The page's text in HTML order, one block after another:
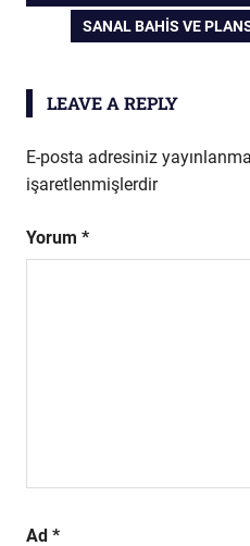
gezinmesi
NEXT
SANAL BAHIS VE
LEAVE A REPLY
E-posta adresiniz
işaretlenmişlerdir
Yorum *
Ad *